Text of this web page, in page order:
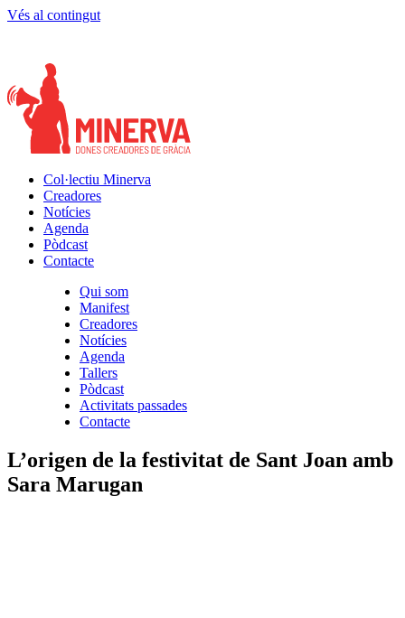
Vés al contingut
Col·lectiu Minerva
Creadores
Notícies
Agenda
Pòdcast
Contacte
Qui som
Manifest
Creadores
Notícies
Agenda
Tallers
Pòdcast
Activitats passades
Contacte
L’origen de la festivitat de Sant Joan amb
Sara Marugan